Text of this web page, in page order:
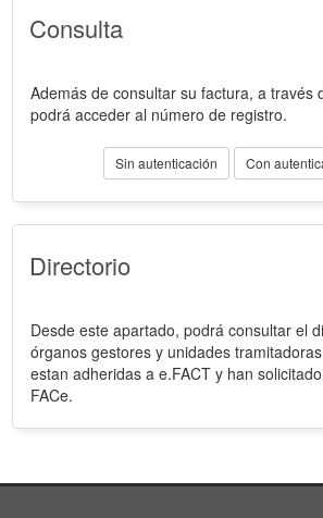
Consulta
Además de consultar su factura, a través
podrá acceder al número de registro.
Sin autenticación Con
Directorio
Desde este apartado, podrá consultar el
órganos gestores y unidades
estan adheridas a e.FACT y han
FACe.